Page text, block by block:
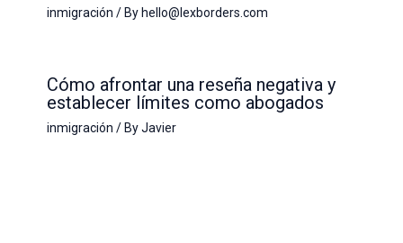
inmigración / By hello@lexborders.com
Cómo afrontar una reseña negativa y
establecer límites como abogados
inmigración / ByJavier